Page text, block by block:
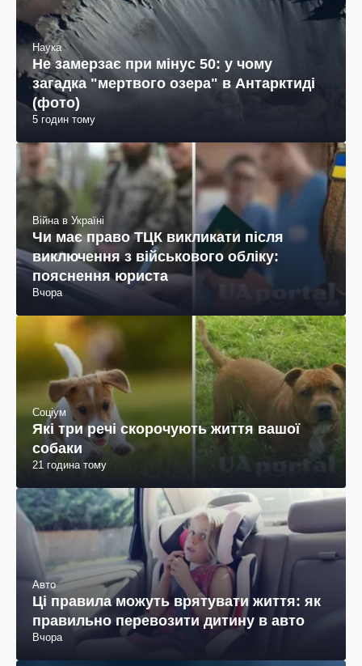
Наука
Не замерзає при мінус 50: у чому
загадка "мертвого озера" в Антарктиді
(фото)
5 годин тому
Війна в Україні
Чи має право ТЦК викликати після
виключення з військового обліку:
пояснення юриста
Вчора
Соціум
Які три речі скорочують життя вашої
собаки
21 година тому
Авто
Ці правила можуть врятувати життя: як
правильно перевозити дитину в авто
Вчора